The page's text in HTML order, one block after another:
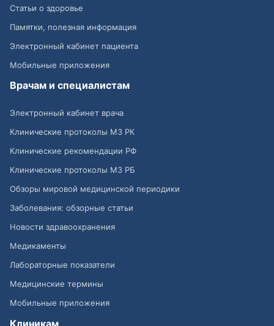
Статьи о здоровье
Памятки, полезная информация
Электронный кабинет пациента
Мобильные приложения
Врачам и специалистам
Электронный кабинет врача
Клинические протоколы МЗ РК
Клинические рекомендации РФ
Клинические протоколы МЗ РБ
Обзоры мировой медицинской периодики
Заболевания: обзорные статьи
Новости здравоохранения
Медикаменты
Лабораторные показатели
Медицинские термины
Мобильные приложения
Клиникам